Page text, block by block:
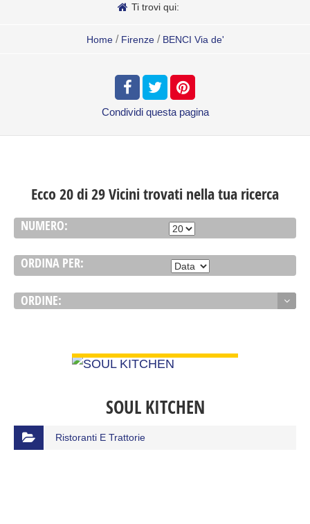
Ti trovi qui:
Home / Firenze / BENCI Via de'
Condividi questa pagina
Ecco 20 di 29 Vicini trovati nella tua ricerca
NUMERO:
ORDINA PER:
ORDINE:
SOUL KITCHEN
Ristoranti E Trattorie